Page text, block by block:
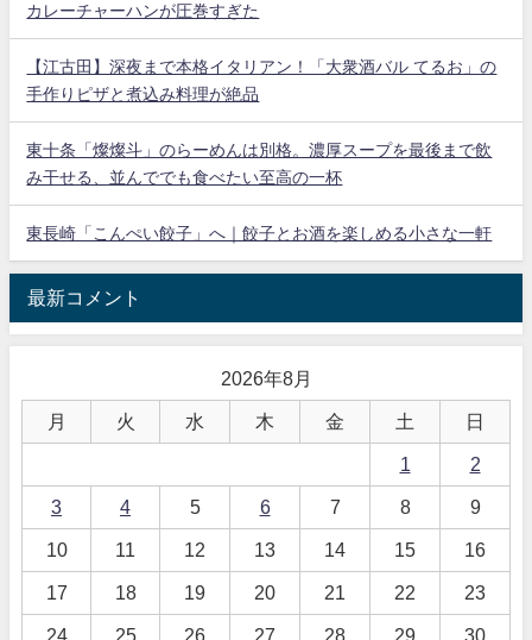
カレーチャーハンが圧巻すぎた
【江古田】深夜まで本格イタリアン！「大衆酒バル てるお」の
手作りピザと煮込み料理が絶品
東十条「燦燦斗」のらーめんは別格。濃厚スープを最後まで飲
み干せる、並んででも食べたい至高の一杯
東長崎「こんぺい餃子」へ｜餃子とお酒を楽しめる小さな一軒
最新コメント
2026年8月
月 火 水 木 金 土 日
1 2
3 4 5 6 7 8 9
10 11 12 13 14 15 16
17 18 19 20 21 22 23
24 25 26 27 28 29 30